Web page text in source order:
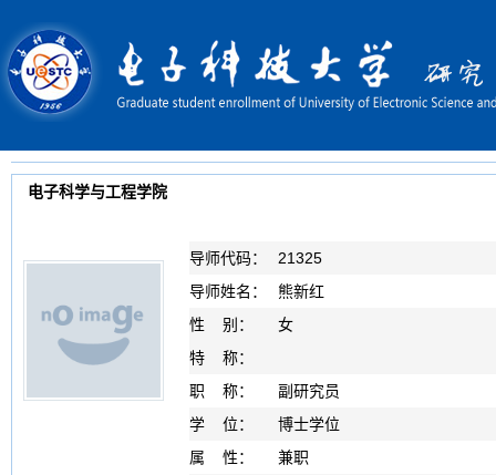
电子科学与工程学院
导师代码：
21325
导师姓名：
熊新红
性 别：
女
特 称：
职 称：
副研究员
学 位：
博士学位
属 性：
兼职